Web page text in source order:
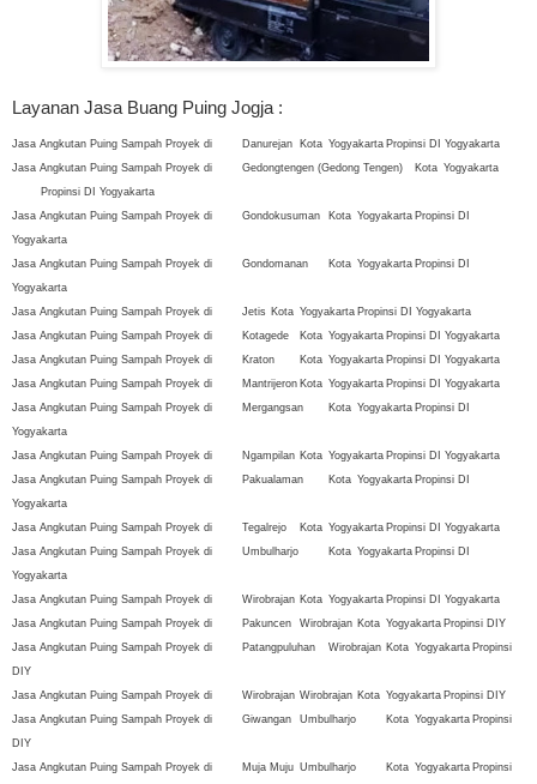
Layanan Jasa Buang Puing Jogja :
Jasa Angkutan Puing Sampah Proyek di Danurejan Kota Yogyakarta Propinsi DI Yogyakarta
Jasa Angkutan Puing Sampah Proyek di
Gedongtengen (Gedong Tengen) Kota Yogyakarta
Propinsi DI Yogyakarta
Jasa Angkutan Puing Sampah Proyek di
Gondokusuman Kota Yogyakarta Propinsi DI
Yogyakarta
Jasa Angkutan Puing Sampah Proyek di
Gondomanan Kota Yogyakarta Propinsi DI
Yogyakarta
Jasa Angkutan Puing Sampah Proyek di
Jetis Kota Yogyakarta Propinsi DI Yogyakarta
Jasa Angkutan Puing Sampah Proyek di
Kotagede Kota Yogyakarta Propinsi DI Yogyakarta
Jasa Angkutan Puing Sampah Proyek di
Kraton Kota Yogyakarta Propinsi DI Yogyakarta
Jasa Angkutan Puing Sampah Proyek di
Mantrijeron Kota Yogyakarta Propinsi DI Yogyakarta
Jasa Angkutan Puing Sampah Proyek di
Mergangsan Kota Yogyakarta Propinsi DI
Yogyakarta
Jasa Angkutan Puing Sampah Proyek di
Ngampilan Kota Yogyakarta Propinsi DI Yogyakarta
Jasa Angkutan Puing Sampah Proyek di
Pakualaman Kota Yogyakarta Propinsi DI
Yogyakarta
Jasa Angkutan Puing Sampah Proyek di
Tegalrejo Kota Yogyakarta Propinsi DI Yogyakarta
Jasa Angkutan Puing Sampah Proyek di
Umbulharjo Kota Yogyakarta Propinsi DI
Yogyakarta
Jasa Angkutan Puing Sampah Proyek di
Wirobrajan Kota Yogyakarta Propinsi DI Yogyakarta
Jasa Angkutan Puing Sampah Proyek di
Pakuncen Wirobrajan Kota Yogyakarta Propinsi DIY
Jasa Angkutan Puing Sampah Proyek di
Patangpuluhan Wirobrajan Kota Yogyakarta Propinsi
DIY
Jasa Angkutan Puing Sampah Proyek di
Wirobrajan Wirobrajan Kota Yogyakarta Propinsi DIY
Jasa Angkutan Puing Sampah Proyek di
Giwangan Umbulharjo Kota Yogyakarta Propinsi
DIY
Jasa Angkutan Puing Sampah Proyek di
Muja Muju Umbulharjo Kota Yogyakarta Propinsi